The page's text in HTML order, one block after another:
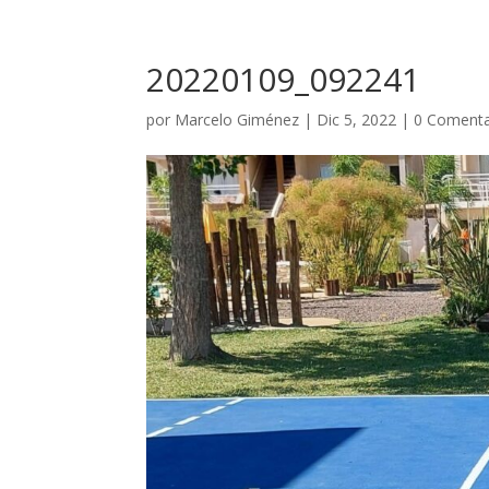
20220109_092241
por Marcelo Giménez | Dic 5, 2022 | 0